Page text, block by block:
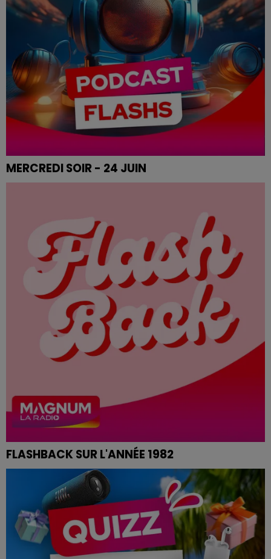
MERCREDI SOIR - 24 JUIN
Le flash de 19h
FLASHBACK SUR L'ANNÉE 1982
FLASHBACK sur l'année 1982